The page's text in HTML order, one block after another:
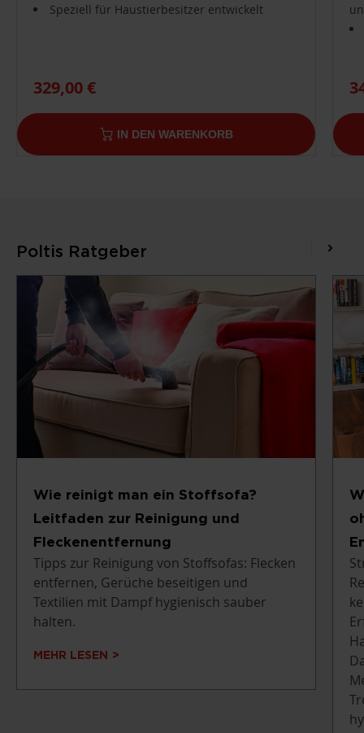
Speziell für Haustierbesitzer entwickelt
329,00 €
IN DEN WARENKORB
Poltis Ratgeber
Wie reinigt man ein Stoffsofa?
Leitfaden zur Reinigung und
Fleckenentfernung
Tipps zur Reinigung von Stoffsofas: Flecken
entfernen, Gerüche beseitigen und
Textilien mit Dampf hygienisch sauber
halten.
MEHR LESEN